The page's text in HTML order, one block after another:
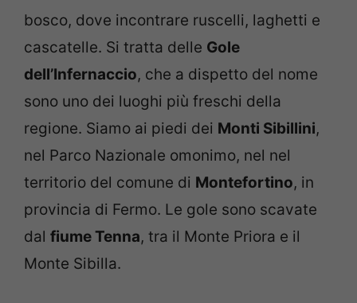
bosco, dove incontrare ruscelli, laghetti e
cascatelle. Si tratta delle Gole
dell’Infernaccio, che a dispetto del nome
sono uno dei luoghi più freschi della
regione. Siamo ai piedi dei Monti Sibillini,
nel Parco Nazionale omonimo, nel nel
territorio del comune di Montefortino, in
provincia di Fermo. Le gole sono scavate
dal fiume Tenna, tra il Monte Priora e il
Monte Sibilla.